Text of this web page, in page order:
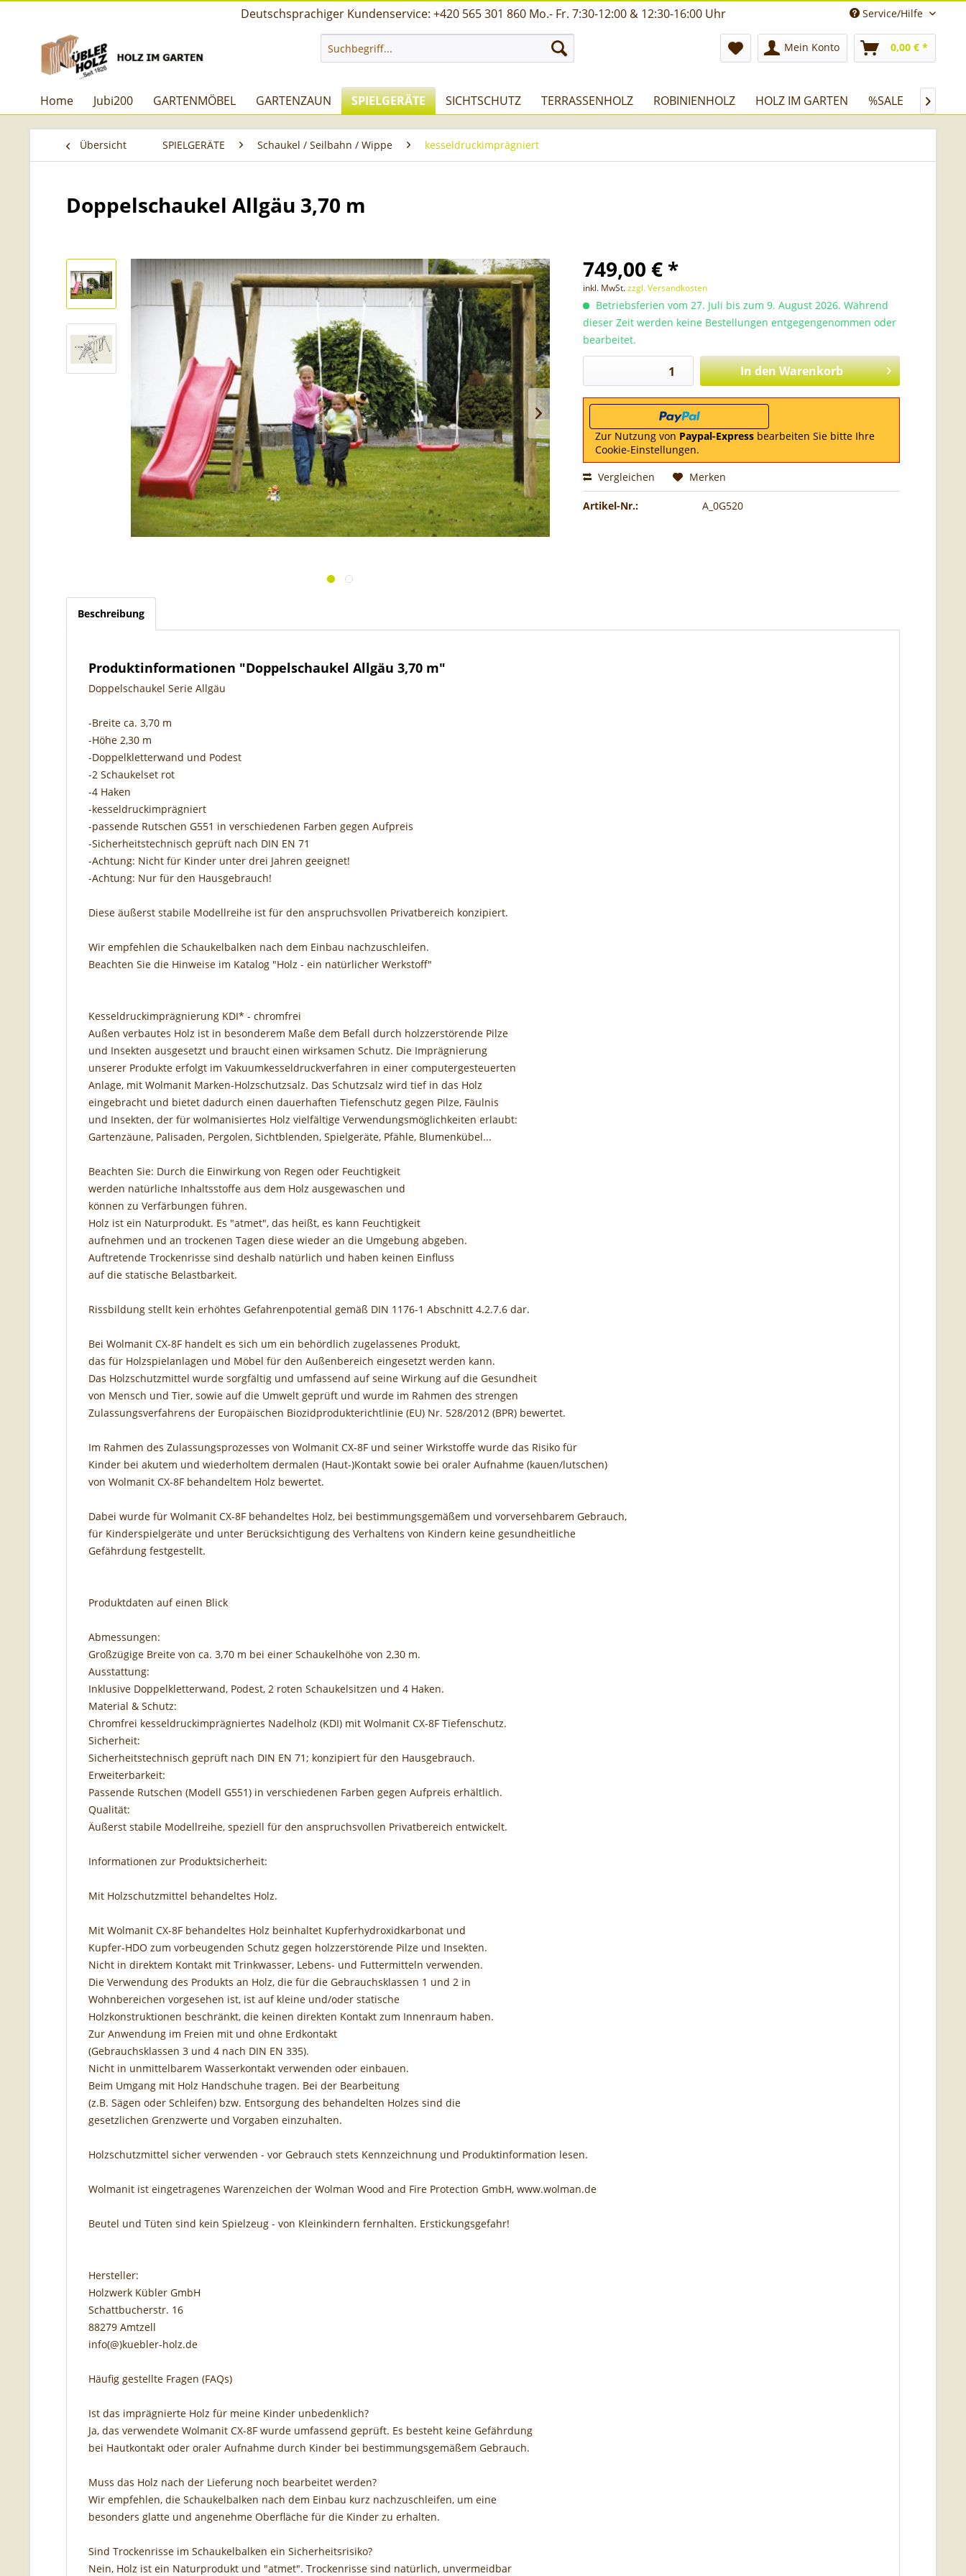
Deutschsprachiger Kundenservice: +420 565 301 860 Mo.- Fr. 7:30-12:00 & 12:30-16:00 Uhr Service/Hilfe
Mein Konto 0,00 € *
Home Jubi200 GARTENMÖBEL GARTENZAUN SPIELGERÄTE SICHTSCHUTZ TERRASSENHOLZ ROBINIENHOLZ HOLZ IM GARTEN %SALE 
Übersicht SPIELGERÄTE Schaukel / Seilbahn / Wippe kesseldruckimprägniert
Doppelschaukel Allgäu 3,70 m
749,00 € *
inkl. MwSt.zzgl. Versandkosten
Betriebsferien vom 27. Juli bis zum 9. August 2026. Während
dieser Zeit werden keine Bestellungen entgegengenommen oder
bearbeitet.
In denWarenkorb
Zur Nutzung von Paypal-Express bearbeiten Sie bitte Ihre
Cookie-Einstellungen.
Vergleichen
Merken
Artikel-Nr.: A_0G520
Beschreibung
Produktinformationen "Doppelschaukel Allgäu 3,70 m"
Doppelschaukel Serie Allgäu
-Breite ca. 3,70 m
-Höhe 2,30 m
-Doppelkletterwand und Podest
-2 Schaukelset rot
-4 Haken
-kesseldruckimprägniert
-passende Rutschen G551 in verschiedenen Farben gegen Aufpreis
-Sicherheitstechnisch geprüft nach DIN EN 71
-Achtung: Nicht für Kinder unter drei Jahren geeignet!
-Achtung: Nur für den Hausgebrauch!
Diese äußerst stabile Modellreihe ist für den anspruchsvollen Privatbereich konzipiert.
Wir empfehlen die Schaukelbalken nach dem Einbau nachzuschleifen.
Beachten Sie die Hinweise im Katalog "Holz - ein natürlicher Werkstoff"
Kesseldruckimprägnierung KDI* - chromfrei
Außen verbautes Holz ist in besonderem Maße dem Befall durch holzzerstörende Pilze
und Insekten ausgesetzt und braucht einen wirksamen Schutz. Die Imprägnierung
unserer Produkte erfolgt im Vakuumkesseldruckverfahren in einer computergesteuerten
Anlage, mit Wolmanit Marken-Holzschutzsalz. Das Schutzsalz wird tief in das Holz
eingebracht und bietet dadurch einen dauerhaften Tiefenschutz gegen Pilze, Fäulnis
und Insekten, der für wolmanisiertes Holz vielfältige Verwendungsmöglichkeiten erlaubt:
Gartenzäune, Palisaden, Pergolen, Sichtblenden, Spielgeräte, Pfähle, Blumenkübel...
Beachten Sie: Durch die Einwirkung von Regen oder Feuchtigkeit
werden natürliche Inhaltsstoffe aus dem Holz ausgewaschen und
können zu Verfärbungen führen.
Holz ist ein Naturprodukt. Es "atmet", das heißt, es kann Feuchtigkeit
aufnehmen und an trockenen Tagen diese wieder an die Umgebung abgeben.
Auftretende Trockenrisse sind deshalb natürlich und haben keinen Einfluss
auf die statische Belastbarkeit.
Rissbildung stellt kein erhöhtes Gefahrenpotential gemäß DIN 1176-1 Abschnitt 4.2.7.6 dar.
Bei Wolmanit CX-8F handelt es sich um ein behördlich zugelassenes Produkt,
das für Holzspielanlagen und Möbel für den Außenbereich eingesetzt werden kann.
Das Holzschutzmittel wurde sorgfältig und umfassend auf seine Wirkung auf die Gesundheit
von Mensch und Tier, sowie auf die Umwelt geprüft und wurde im Rahmen des strengen
Zulassungsverfahrens der Europäischen Biozidprodukterichtlinie (EU) Nr. 528/2012 (BPR) bewertet.
Im Rahmen des Zulassungsprozesses von Wolmanit CX-8F und seiner Wirkstoffe wurde das Risiko für
Kinder bei akutem und wiederholtem dermalen (Haut-)Kontakt sowie bei oraler Aufnahme (kauen/lutschen)
von Wolmanit CX-8F behandeltem Holz bewertet.
Dabei wurde für Wolmanit CX-8F behandeltes Holz, bei bestimmungsgemäßem und vorversehbarem Gebrauch,
für Kinderspielgeräte und unter Berücksichtigung des Verhaltens von Kindern keine gesundheitliche
Gefährdung festgestellt.
Produktdaten auf einen Blick
Abmessungen:
Großzügige Breite von ca. 3,70 m bei einer Schaukelhöhe von 2,30 m.
Ausstattung:
Inklusive Doppelkletterwand, Podest, 2 roten Schaukelsitzen und 4 Haken.
Material & Schutz:
Chromfrei kesseldruckimprägniertes Nadelholz (KDI) mit Wolmanit CX-8F Tiefenschutz.
Sicherheit:
Sicherheitstechnisch geprüft nach DIN EN 71; konzipiert für den Hausgebrauch.
Erweiterbarkeit:
Passende Rutschen (Modell G551) in verschiedenen Farben gegen Aufpreis erhältlich.
Qualität:
Äußerst stabile Modellreihe, speziell für den anspruchsvollen Privatbereich entwickelt.
Informationen zur Produktsicherheit:
Mit Holzschutzmittel behandeltes Holz.
Mit Wolmanit CX-8F behandeltes Holz beinhaltet Kupferhydroxidkarbonat und
Kupfer-HDO zum vorbeugenden Schutz gegen holzzerstörende Pilze und Insekten.
Nicht in direktem Kontakt mit Trinkwasser, Lebens- und Futtermitteln verwenden.
Die Verwendung des Produkts an Holz, die für die Gebrauchsklassen 1 und 2 in
Wohnbereichen vorgesehen ist, ist auf kleine und/oder statische
Holzkonstruktionen beschränkt, die keinen direkten Kontakt zum Innenraum haben.
Zur Anwendung im Freien mit und ohne Erdkontakt
(Gebrauchsklassen 3 und 4 nach DIN EN 335).
Nicht in unmittelbarem Wasserkontakt verwenden oder einbauen.
Beim Umgang mit Holz Handschuhe tragen. Bei der Bearbeitung
(z.B. Sägen oder Schleifen) bzw. Entsorgung des behandelten Holzes sind die
gesetzlichen Grenzwerte und Vorgaben einzuhalten.
Holzschutzmittel sicher verwenden - vor Gebrauch stets Kennzeichnung und Produktinformation lesen.
Wolmanit ist eingetragenes Warenzeichen der Wolman Wood and Fire Protection GmbH, www.wolman.de
Beutel und Tüten sind kein Spielzeug - von Kleinkindern fernhalten. Erstickungsgefahr!
Hersteller:
Holzwerk Kübler GmbH
Schattbucherstr. 16
88279 Amtzell
info(@)kuebler-holz.de
Häufig gestellte Fragen (FAQs)
Ist das imprägnierte Holz für meine Kinder unbedenklich?
Ja, das verwendete Wolmanit CX-8F wurde umfassend geprüft. Es besteht keine Gefährdung
bei Hautkontakt oder oraler Aufnahme durch Kinder bei bestimmungsgemäßem Gebrauch.
Muss das Holz nach der Lieferung noch bearbeitet werden?
Wir empfehlen, die Schaukelbalken nach dem Einbau kurz nachzuschleifen, um eine
besonders glatte und angenehme Oberfläche für die Kinder zu erhalten.
Sind Trockenrisse im Schaukelbalken ein Sicherheitsrisiko?
Nein, Holz ist ein Naturprodukt und "atmet". Trockenrisse sind natürlich, unvermeidbar